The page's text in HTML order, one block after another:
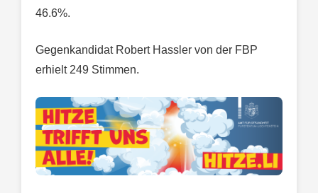
46.6%.
Gegenkandidat Robert Hassler von der FBP
erhielt 249 Stimmen.